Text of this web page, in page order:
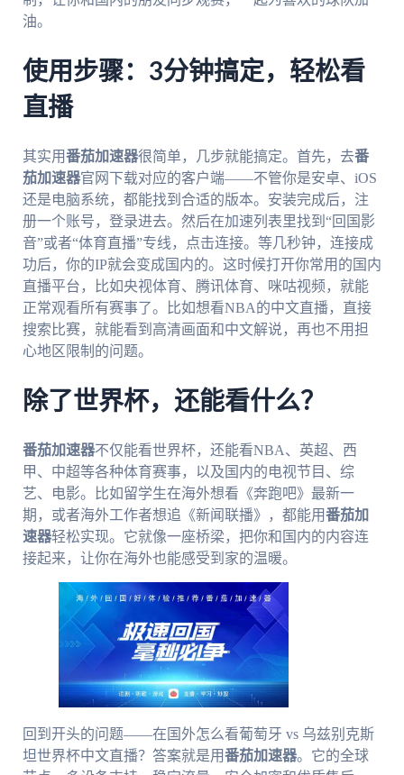
油。
使用步骤：3分钟搞定，轻松看
直播
其实用番茄加速器很简单，几步就能搞定。首先，去番
茄加速器官网下载对应的客户端——不管你是安卓、iOS
还是电脑系统，都能找到合适的版本。安装完成后，注
册一个账号，登录进去。然后在加速列表里找到“回国影
音”或者“体育直播”专线，点击连接。等几秒钟，连接成
功后，你的IP就会变成国内的。这时候打开你常用的国内
直播平台，比如央视体育、腾讯体育、咪咕视频，就能
正常观看所有赛事了。比如想看NBA的中文直播，直接
搜索比赛，就能看到高清画面和中文解说，再也不用担
心地区限制的问题。
除了世界杯，还能看什么？
番茄加速器不仅能看世界杯，还能看NBA、英超、西
甲、中超等各种体育赛事，以及国内的电视节目、综
艺、电影。比如留学生在海外想看《奔跑吧》最新一
期，或者海外工作者想追《新闻联播》，都能用番茄加
速器轻松实现。它就像一座桥梁，把你和国内的内容连
接起来，让你在海外也能感受到家的温暖。
回到开头的问题——在国外怎么看葡萄牙 vs 乌兹别克斯
坦世界杯中文直播？答案就是用番茄加速器。它的全球